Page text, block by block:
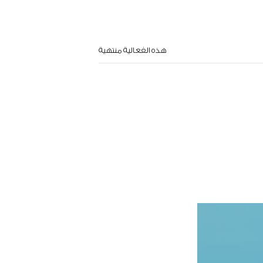
هذه الفعالية منتهية